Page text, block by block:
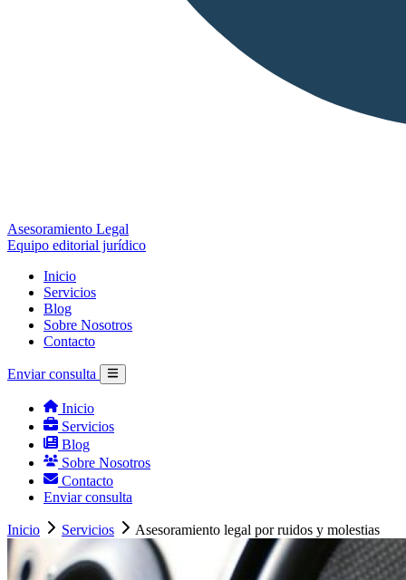
Asesoramiento Legal
Equipo editorial jurídico
Inicio
Servicios
Blog
Sobre Nosotros
Contacto
Enviar consulta
Inicio
Servicios
Blog
Sobre Nosotros
Contacto
Enviar consulta
Inicio Servicios Asesoramiento legal por ruidos y molestias